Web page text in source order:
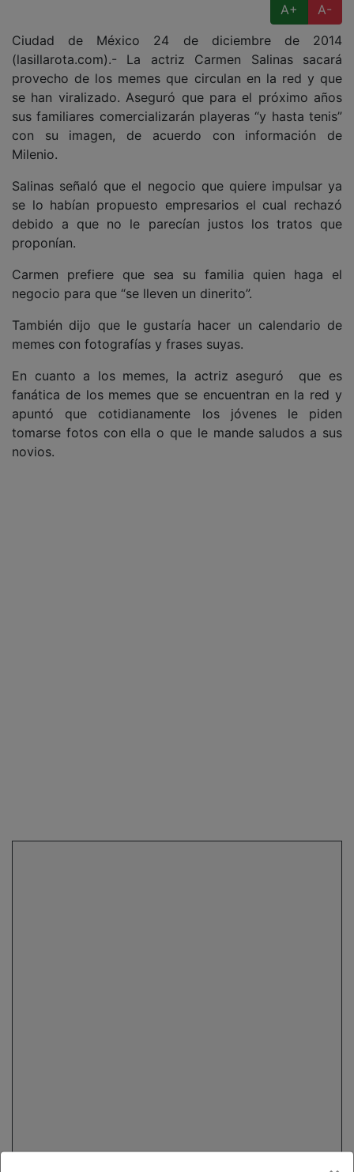
A+
A-
Ciudad de México 24 de diciembre de 2014
(lasillarota.com).- La actriz Carmen Salinas sacará
provecho de los memes que circulan en la red y que
se han viralizado. Aseguró que para el próximo años
sus familiares comercializarán playeras “y hasta tenis”
con su imagen, de acuerdo con información de
Milenio.
Salinas señaló que el negocio que quiere impulsar ya
se lo habían propuesto empresarios el cual rechazó
debido a que no le parecían justos los tratos que
proponían.
Carmen prefiere que sea su familia quien haga el
negocio para que “se lleven un dinerito”.
También dijo que le gustaría hacer un calendario de
memes con fotografías y frases suyas.
En cuanto a los memes, la actriz aseguró que es
fanática de los memes que se encuentran en la red y
apuntó que cotidianamente los jóvenes le piden
tomarse fotos con ella o que le mande saludos a sus
novios.